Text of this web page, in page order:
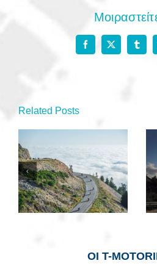
Facebook
X
Related Posts
Της…Στενής
ΟΙ Τ-